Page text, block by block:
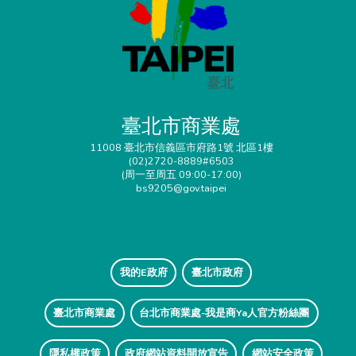
臺北市商業處
11008 臺北市信義區市府路1號 北區1樓
(02)2720-8889#6503
(周一至周五 09:00-17:00)
bs9205@gov.taipei
我的E政府 臺北市政府
臺北市商業處 台北市商業處-我是商Ya人官方粉絲團